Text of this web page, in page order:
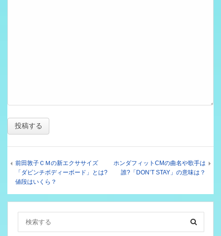
前田敦子ＣＭの新エクササイズ
「ダビンチボディーボード」とは?
値段はいくら？
ホンダフィットCMの曲名や歌手は
誰?「DON’T STAY」の意味は？